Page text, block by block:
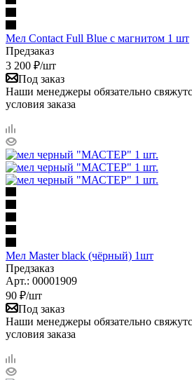
Мел Contact Full Blue с магнитом 1 шт
Предзаказ
3 200 ₽/шт
Под заказ
Наши менеджеры обязательно
условия заказа
Мел Master black (чёрный) 1шт
Предзаказ
Арт.: 00001909
90 ₽/шт
Под заказ
Наши менеджеры обязательно
условия заказа